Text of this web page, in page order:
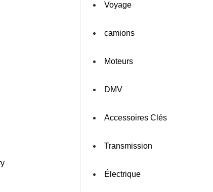
Voyage
camions
Moteurs
DMV
Accessoires Clés
Transmission
Électrique